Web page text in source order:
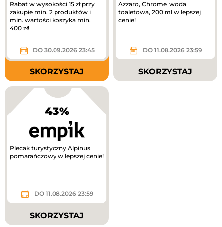
Rabat w wysokości 15 zł przy
zakupie min. 2 produktów i
min. wartości koszyka min.
400 zł!
DO 30.09.2026 23:45
SKORZYSTAJ
Azzaro, Chrome, woda
toaletowa, 200 ml w lepszej
cenie!
DO 11.08.2026 23:59
SKORZYSTAJ
43%
Plecak turystyczny Alpinus
pomarańczowy w lepszej cenie!
DO 11.08.2026 23:59
SKORZYSTAJ